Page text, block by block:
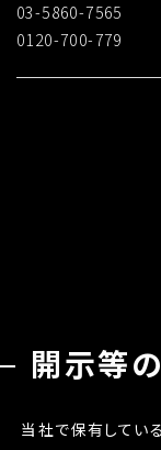
03-5860-7565
0120-700-779
開示等
当社で保有してい